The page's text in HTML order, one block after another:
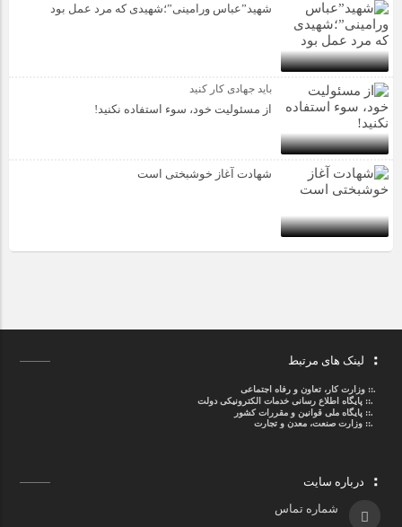
شهید”عباس ورامینی”؛شهیدی که مرد عمل بود
باید جهادی کار کنید
از مسئولیت خود، سوء استفاده نکنید!
شهادت آغاز خوشبختی است
لینک های مرتبط
.::وزارت کار، تعاون و رفاه اجتماعی
.::پایگاه اطلاع رسانی خدمات الکترونیکی دولت
.::پایگاه ملی قوانین و مقررات کشور
.:: وزارت صنعت، معدن و تجارت
درباره سایت
شماره تماس